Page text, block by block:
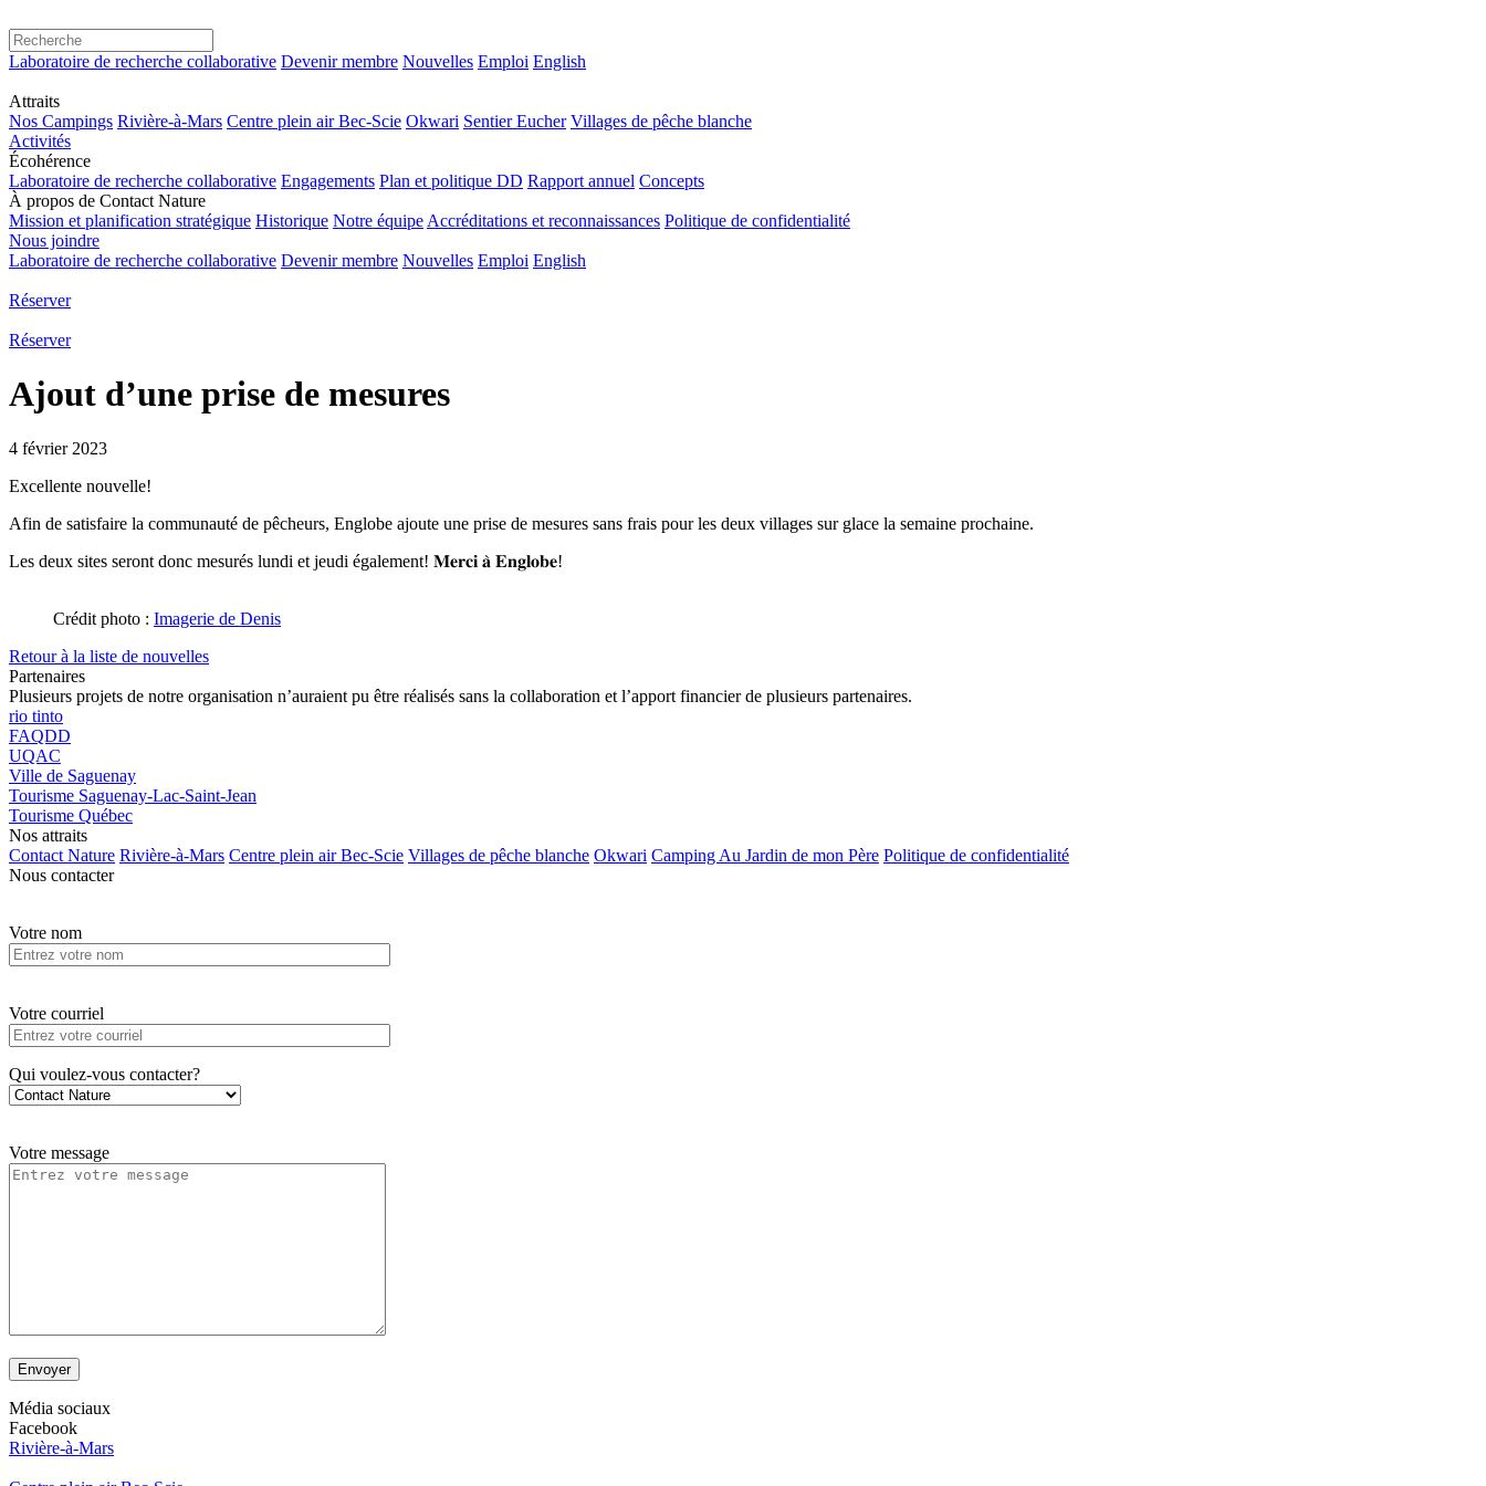
Laboratoire de recherche collaborative Devenir membre Nouvelles Emploi English
Attraits
Nos Campings Rivière-à-Mars Centre plein air Bec-Scie Okwari Sentier Eucher Villages de pêche blanche
Activités
Écohérence
Laboratoire de recherche collaborative Engagements Plan et politique DD Rapport annuel Concepts
À propos de Contact Nature
Mission et planification stratégique Historique Notre équipe Accréditations et reconnaissances Politique de confidentialité
Nous joindre
Laboratoire de recherche collaborative Devenir membre Nouvelles Emploi English
Réserver
Réserver
Ajout d’une prise de mesures
4 février 2023
Excellente nouvelle!
Afin de satisfaire la communauté de pêcheurs, Englobe ajoute une prise de mesures sans frais pour les deux villages sur glace la semaine prochaine.
Les deux sites seront donc mesurés lundi et jeudi également! 𝐌𝐞𝐫𝐜𝐢 𝐚̀ 𝐄𝐧𝐠𝐥𝐨𝐛𝐞!
Crédit photo : Imagerie de Denis
Retour à la liste de nouvelles
Partenaires
Plusieurs projets de notre organisation n’auraient pu être réalisés sans la collaboration et l’apport financier de plusieurs partenaires.
rio tinto
FAQDD
UQAC
Ville de Saguenay
Tourisme Saguenay-Lac-Saint-Jean
Tourisme Québec
Nos attraits
Contact Nature Rivière-à-Mars Centre plein air Bec-Scie Villages de pêche blanche Okwari Camping Au Jardin de mon Père Politique de confidentialité
Nous contacter
Votre nom
Votre courriel
Qui voulez-vous contacter?
Votre message
Envoyer
Média sociaux
Facebook
Rivière-à-Mars